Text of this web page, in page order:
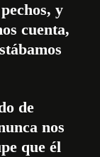
y
cuenta,
de
nos
que él